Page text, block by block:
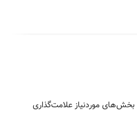
بخش‌های موردنیاز علامت‌گذاری